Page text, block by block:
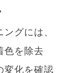
グには、
色を除去
変化を確認